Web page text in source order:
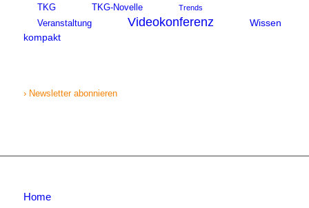
TKG TKG-Novelle Trends
Veranstaltung Videokonferenz
Wissen
kompakt
› Newsletter abonnieren
Home